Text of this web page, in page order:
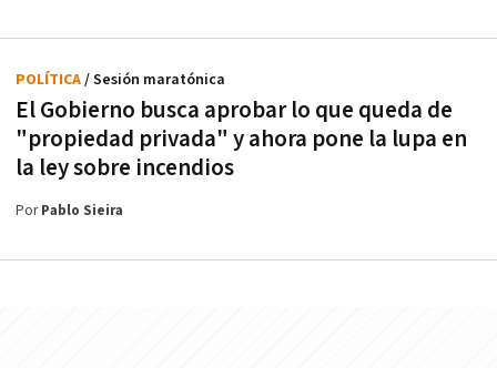
El Gobierno busca aprobar lo que queda de
"propiedad privada" y ahora pone la lupa en
la ley sobre incendios
POLÍTICA/ Sesión maratónica
PorPablo Sieira